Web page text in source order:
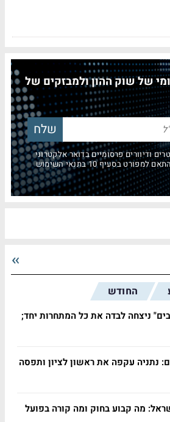
של שוק ההון ולמבזקים של
ודיוורים פרסומיים בדואר אלקטרוני
בסעיף 10 בתנאי השימוש
החודש
ניצחה לבדה את כל המתחרות יחד;
נתניה עקפה את ראשון לציון ותפסה
מה קבוע בחוק ומה קורה בפועל